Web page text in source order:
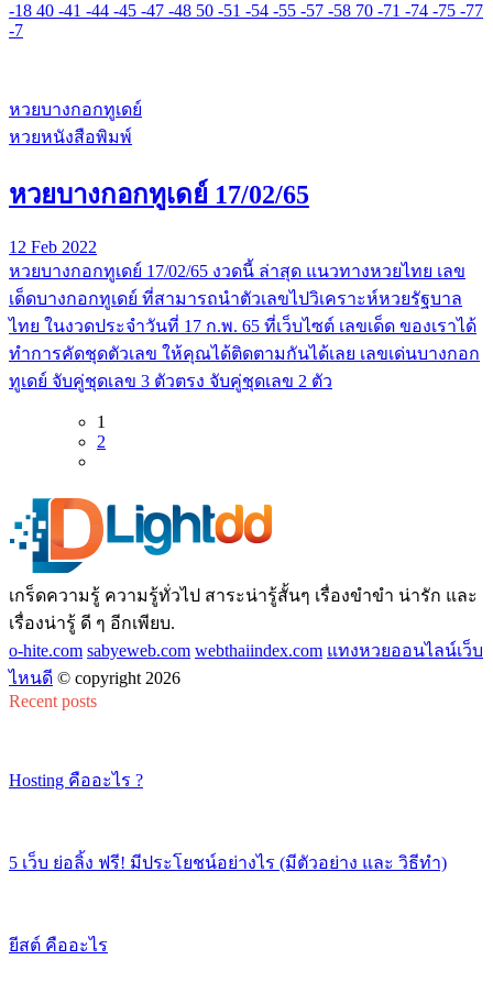
-18 40 -41 -44 -45 -47 -48 50 -51 -54 -55 -57 -58 70 -71 -74 -75 -77
-7
หวยบางกอกทูเดย์
หวยหนังสือพิมพ์
หวยบางกอกทูเดย์ 17/02/65
12 Feb 2022
หวยบางกอกทูเดย์ 17/02/65 งวดนี้ ล่าสุด แนวทางหวยไทย เลข
เด็ดบางกอกทูเดย์ ที่สามารถนำตัวเลขไปวิเคราะห์หวยรัฐบาล
ไทย ในงวดประจำวันที่ 17 ก.พ. 65 ที่เว็บไซต์ เลขเด็ด ของเราได้
ทำการคัดชุดตัวเลข ให้คุณได้ติดตามกันได้เลย เลขเด่นบางกอก
ทูเดย์ จับคู่ชุดเลข 3 ตัวตรง จับคู่ชุดเลข 2 ตัว
1
2
เกร็ดความรู้ ความรู้ทั่วไป สาระน่ารู้สั้นๆ เรื่องขำขำ น่ารัก และ
เรื่องน่ารู้ ดี ๆ อีกเพียบ.
o-hite.com sabyeweb.com webthaiindex.com แทงหวยออนไลน์เว็บ
ไหนดี © copyright 2026
Recent posts
Hosting คืออะไร ?
5 เว็บ ย่อลิ้ง ฟรี! มีประโยชน์อย่างไร (มีตัวอย่าง และ วิธีทำ)
ยีสต์ คืออะไร